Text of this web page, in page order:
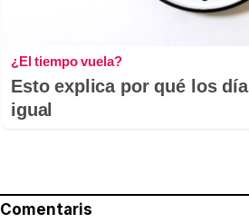
¿El tiempo vuela?
Esto explica por qué los
igual
Comentaris